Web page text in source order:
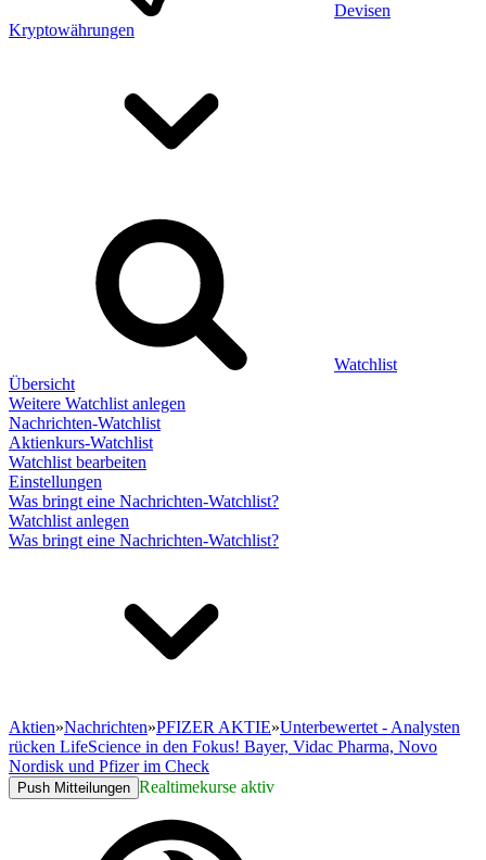
Devisen
Kryptowährungen
Watchlist
Übersicht
Weitere Watchlist anlegen
Nachrichten-Watchlist
Aktienkurs-Watchlist
Watchlist bearbeiten
Einstellungen
Was bringt eine Nachrichten-Watchlist?
Watchlist anlegen
Was bringt eine Nachrichten-Watchlist?
Aktien»Nachrichten»PFIZER AKTIE»Unterbewertet - Analysten
rücken LifeScience in den Fokus! Bayer, Vidac Pharma, Novo
Nordisk und Pfizer im Check
Push Mitteilungen Realtimekurse aktiv